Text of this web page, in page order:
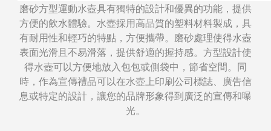
磨砂方型運動水壺具有獨特的設計和優異的功能，提供
方便的飲水體驗。水壺採用高品質的塑料材料製成，具
有耐用性和輕巧的特點，方便攜帶。磨砂處理使得水壺
表面光滑且不易滑落，提供舒適的握持感。方型設計使
得水壺可以方便地放入包包或側袋中，節省空間。同
時，作為宣傳禮品可以在水壺上印刷公司標誌、廣告信
息或特定的設計，讓您的品牌形象得到廣泛的宣傳和曝
光。